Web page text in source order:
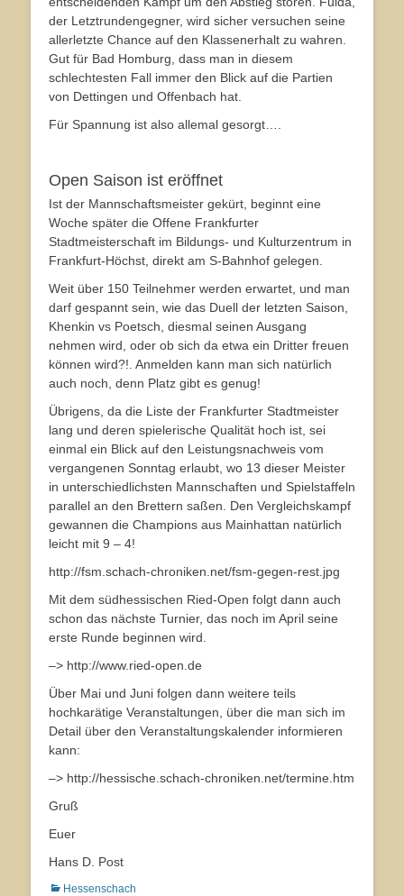
der Letztrundengegner, wird sicher versuchen seine
allerletzte Chance auf den Klassenerhalt zu wahren.
Gut für Bad Homburg, dass man in diesem
schlechtesten Fall immer den Blick auf die Partien
von Dettingen und Offenbach hat.
Für Spannung ist also allemal gesorgt….
Open Saison ist eröffnet
Ist der Mannschaftsmeister gekürt, beginnt eine
Woche später die Offene Frankfurter
Stadtmeisterschaft im Bildungs- und Kulturzentrum in
Frankfurt-Höchst, direkt am S-Bahnhof gelegen.
Weit über 150 Teilnehmer werden erwartet, und man
darf gespannt sein, wie das Duell der letzten Saison,
Khenkin vs Poetsch, diesmal seinen Ausgang
nehmen wird, oder ob sich da etwa ein Dritter freuen
können wird?!. Anmelden kann man sich natürlich
auch noch, denn Platz gibt es genug!
Übrigens, da die Liste der Frankfurter Stadtmeister
lang und deren spielerische Qualität hoch ist, sei
einmal ein Blick auf den Leistungsnachweis vom
vergangenen Sonntag erlaubt, wo 13 dieser Meister
in unterschiedlichsten Mannschaften und Spielstaffeln
parallel an den Brettern saßen. Den Vergleichskampf
gewannen die Champions aus Mainhattan natürlich
leicht mit 9 – 4!
http://fsm.schach-chroniken.net/fsm-gegen-rest.jpg
Mit dem südhessischen Ried-Open folgt dann auch
schon das nächste Turnier, das noch im April seine
erste Runde beginnen wird.
–> http://www.ried-open.de
Über Mai und Juni folgen dann weitere teils
hochkarätige Veranstaltungen, über die man sich im
Detail über den Veranstaltungskalender informieren
kann:
–> http://hessische.schach-chroniken.net/termine.htm
Gruß
Euer
Hans D. Post
Kategorien
Hessenschach